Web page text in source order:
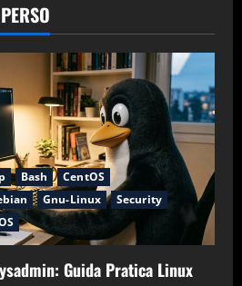
Bash
CentOS
Gnu-Linux
Security
Guida Pratica Linux